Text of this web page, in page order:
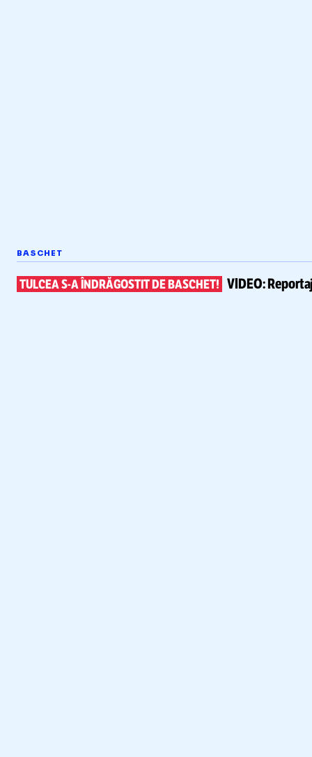
BASCHET
TULCEAS-AÎNDRĂGOSTIT DE BASCHET! VIDEO: